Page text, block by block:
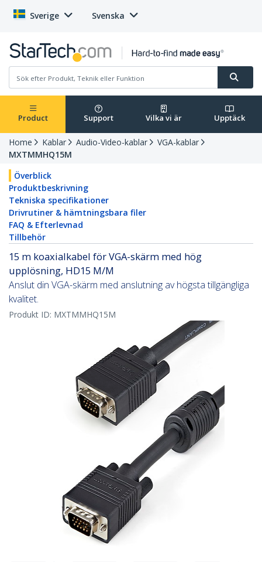
Sverige Svenska
Product Support Vilka vi är Upptäck
Home Kablar Audio-Video-kablar
VGA-kablar
MXTMMHQ15M
Överblick
Produktbeskrivning
Tekniska specifikationer
Drivrutiner & hämtningsbara filer
FAQ & Efterlevnad
Tillbehör
15 m koaxialkabel för VGA-skärm med hög
upplösning, HD15 M/M
Anslut din VGA-skärm med anslutning av högsta tillgängliga
kvalitet.
Produkt ID: MXTMMHQ15M